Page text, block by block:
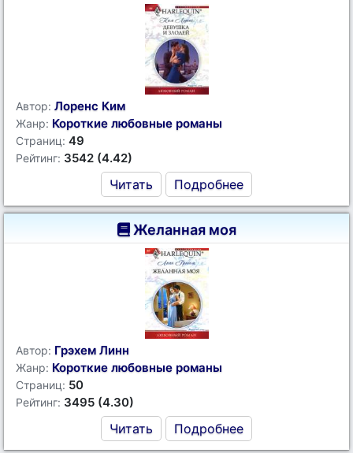
Автор: Лоренс Ким
Жанр: Короткие любовные романы
Страниц: 49
Рейтинг: 3542 (4.42)
Читать Подробнее
Желанная моя
Автор: Грэхем Линн
Жанр: Короткие любовные романы
Страниц: 50
Рейтинг: 3495 (4.30)
Читать Подробнее